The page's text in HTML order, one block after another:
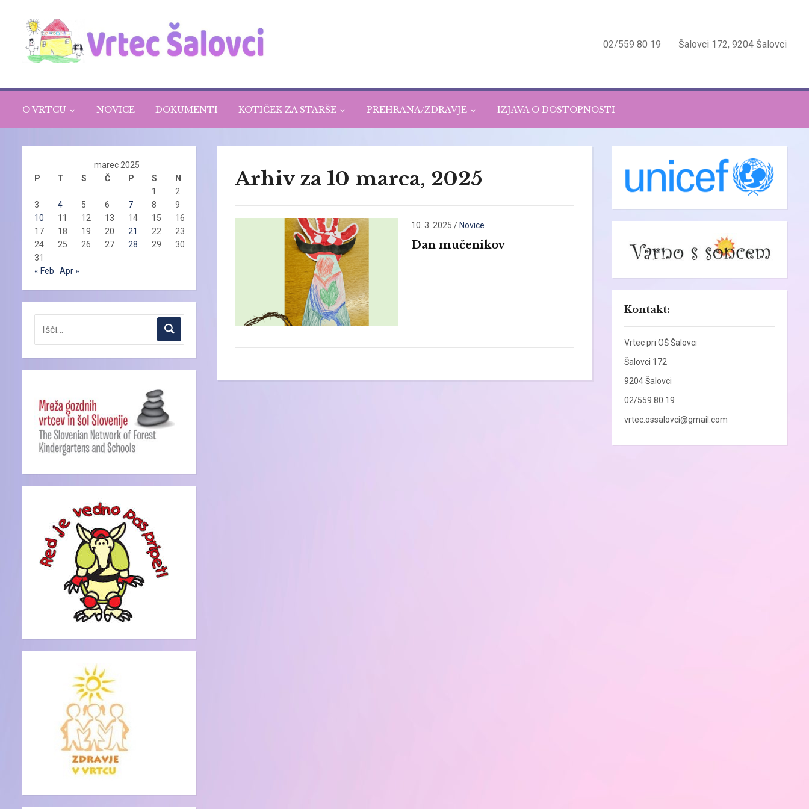
02/559 80 19 Šalovci 172, 9204 Šalovci
O VRTCU NOVICE DOKUMENTI KOTIČEK ZA STARŠE PREHRANA/ZDRAVJE IZJAVA O DOSTOPNOSTI
marec 2025
P
T S Č P S
N
1
2
3
4 5 6 7 8
9
10
11 12 13 14 15
16
17
18 19 20 21 22
23
24
25 26 27 28 29
30
31
« Feb
Apr »
Arhiv za 10 marca, 2025
10. 3. 2025 / Novice
Dan mučenikov
Kontakt:
Vrtec pri OŠ Šalovci
Šalovci 172
9204 Šalovci
02/559 80 19
vrtec.ossalovci@gmail.com